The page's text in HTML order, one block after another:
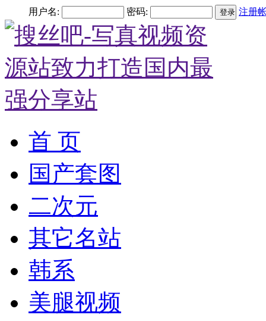
用户名: 密码: 登录 注册
首 页
国产套图
二次元
其它名站
韩系
美腿视频